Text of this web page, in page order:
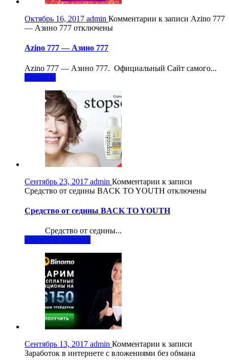
Октябрь 16, 2017 admin Комментарии к записи Azino 777
— Азино 777 отключены
Azino 777 — Азино 777
Azino 777 — Азино 777. Официальный Сайт самого...
Сервисы
Сентябрь 23, 2017 admin Комментарии к записи
Средство от седины BACK TO YOUTH отключены
Средство от седины BACK TO YOUTH
Средство от седины...
красота и здоровье
Сентябрь 13, 2017 admin Комментарии к записи
Заработок в интернете с вложениями без обмана